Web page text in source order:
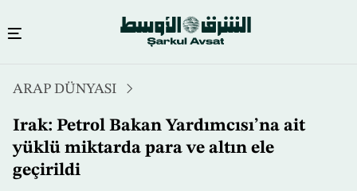
atla
ARAP DÜNYASI
Irak: Petrol Bakan Yardımcısı’na ait
yüklü miktarda para ve altın ele
geçirildi